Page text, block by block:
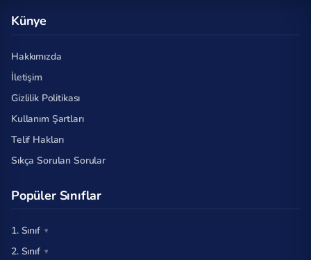
Künye
Hakkımızda
İletişim
Gizlilik Politikası
Kullanım Şartları
Telif Hakları
Sıkça Sorulan Sorular
Popüler Sınıflar
1. Sınıf
2. Sınıf